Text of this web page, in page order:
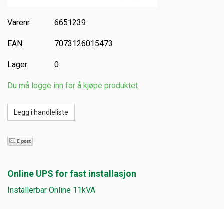
Varenr. 6651239
EAN: 7073126015473
Lager 0
Du må logge inn for å kjøpe produktet
Online UPS for fast installasjon
Installerbar Online 11kVA